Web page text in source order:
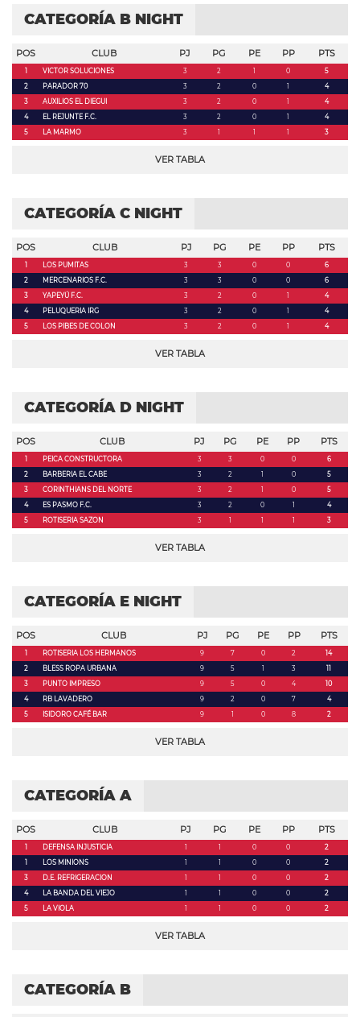
CATEGORÍA B NIGHT
POS CLUB PJ PG PE PP PTS
1 VICTOR SOLUCIONES 3 2 1 0
5
2
PARADOR 70 3 2 0 1
4
3
AUXILIOS EL DIEGUI 3 2 0 1
4
4
EL REJUNTE F.C. 3 2 0 1
4
5
LA MARMO 3 1 1 1 3
VER TABLA
CATEGORÍA C NIGHT
POS CLUB PJ PG PE PP PTS
1 LOS PUMITAS 3 3 0 0
6
2
MERCENARIOS F.C. 3 3 0 0
6
3
YAPEYÚ F.C. 3 2 0 1
4
4
PELUQUERIA IRG 3 2 0 1
4
5
LOS PIBES DE COLON 3 2 0 1 4
VER TABLA
CATEGORÍA D NIGHT
POS CLUB PJ PG PE PP PTS
1 PEICA CONSTRUCTORA 3 3 0 0
6
2
BARBERIA EL CABE 3 2 1 0
5
3
CORINTHIANS DEL NORTE 3 2 1 0
5
4
ES PASMO F.C. 3 2 0 1
4
5
ROTISERIA SAZON 3 1 1 1 3
VER TABLA
CATEGORÍA E NIGHT
POS CLUB PJ PG PE PP PTS
1 ROTISERIA LOS HERMANOS 9 7 0 2
14
2
BLESS ROPA URBANA 9 5 1 3
11
3
PUNTO IMPRESO 9 5 0 4
10
4
RB LAVADERO 9 2 0 7
4
5
ISIDORO CAFÉ BAR 9 1 0 8 2
VER TABLA
CATEGORÍA A
POS CLUB PJ PG PE PP PTS
1 DEFENSA INJUSTICIA 1 1 0 0
2
1
LOS MINIONS 1 1 0 0
2
3
D.E. REFRIGERACION 1 1 0 0
2
4
LA BANDA DEL VIEJO 1 1 0 0
2
5
LA VIOLA 1 1 0 0 2
VER TABLA
CATEGORÍA B